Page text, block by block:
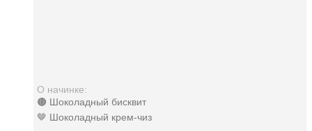
О начинке:
🟤 Шоколадный бисквит
🤎 Шоколадный крем-чиз